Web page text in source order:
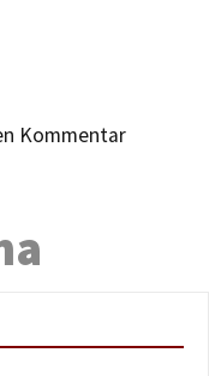
Kommentar